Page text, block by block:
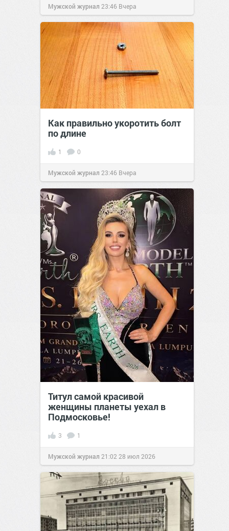
Мужской журнал 23:46 Вчера
Как правильно укоротить болт
по длине
1 0
Мужской журнал 23:46 Вчера
Титул самой красивой
женщины планеты уехал в
Подмосковье!
3 1
Мужской журнал 21:02 28 июл 2026